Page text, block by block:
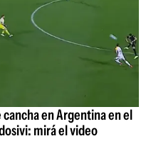
en Argentina en el
mirá el video